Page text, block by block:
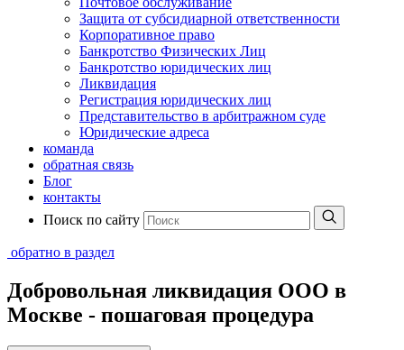
Защита от субсидиарной ответственности
Корпоративное право
Банкротство Физических Лиц
Банкротство юридических лиц
Ликвидация
Регистрация юридических лиц
Представительство в арбитражном суде
Юридические адреса
команда
обратная связь
Блог
контакты
Поиск по сайту
обратно в раздел
Добровольная ликвидация ООО в
Москве - пошаговая процедура